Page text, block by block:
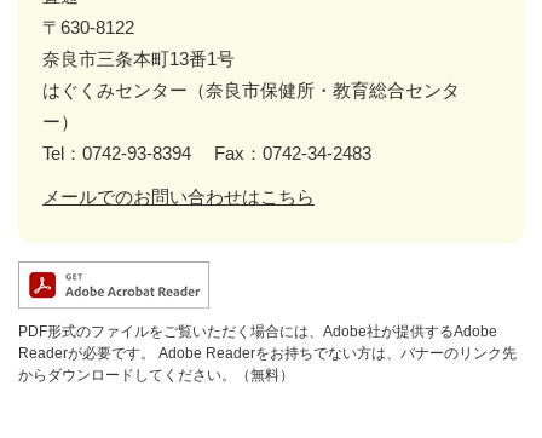
〒630-8122
奈良市三条本町13番1号
はぐくみセンター（奈良市保健所・教育総合センタ
ー）
Tel：0742-93-8394
Fax：0742-34-2483
メールでのお問い合わせはこちら
PDF形式のファイルをご覧いただく場合には、Adobe社が提供するAdobe
Readerが必要です。
Adobe Readerをお持ちでない方は、バナーのリンク先
からダウンロードしてください。（無料）